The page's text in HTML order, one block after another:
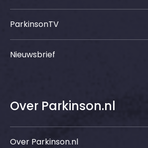
ParkinsonTV
Nieuwsbrief
Over Parkinson.nl
Over Parkinson.nl